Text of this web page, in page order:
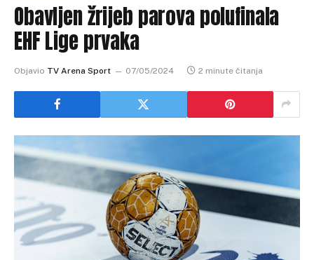
Obavljen žrijeb parova polufinala
EHF Lige prvaka
Objavio TV Arena Sport 07/05/2024 2 minute čitanja